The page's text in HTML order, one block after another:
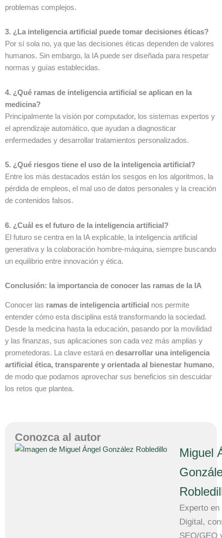
problemas complejos.
3. ¿La inteligencia artificial puede tomar decisiones éticas?
Por sí sola no, ya que las decisiones éticas dependen de valores
humanos. Sin embargo, la IA puede ser diseñada para respetar
normas y guías establecidas.
4. ¿Qué ramas de inteligencia artificial se aplican en la
medicina?
Principalmente la visión por computador, los sistemas expertos y
el aprendizaje automático, que ayudan a diagnosticar
enfermedades y desarrollar tratamientos personalizados.
5. ¿Qué riesgos tiene el uso de la inteligencia artificial?
Entre los más destacados están los sesgos en los algoritmos, la
pérdida de empleos, el mal uso de datos personales y la creación
de contenidos falsos.
6. ¿Cuál es el futuro de la inteligencia artificial?
El futuro se centra en la IA explicable, la inteligencia artificial
generativa y la colaboración hombre-máquina, siempre buscando
un equilibrio entre innovación y ética.
Conclusión: la importancia de conocer las ramas de la IA
Conocer las ramas de inteligencia artificial nos permite
entender cómo esta disciplina está transformando la sociedad.
Desde la medicina hasta la educación, pasando por la movilidad
y las finanzas, sus aplicaciones son cada vez más amplias y
prometedoras. La clave estará en desarrollar una inteligencia
artificial ética, transparente y orientada al bienestar humano,
de modo que podamos aprovechar sus beneficios sin descuidar
los retos que plantea.
Conozca al autor
Miguel
Experto
Digital,
SEO/GEO